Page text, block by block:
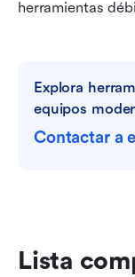
herramientas
Explora
equipos
Contactar a
Lista